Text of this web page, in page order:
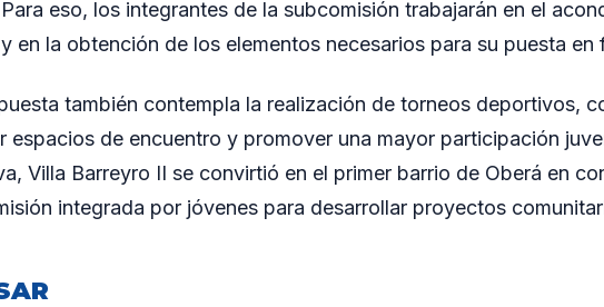
eso, los integrantes de la subcomisión trabajarán en el
en la obtención de los elementos necesarios para su puesta en
también contempla la realización de torneos deportivos,
espacios de encuentro y promover una mayor participación
Villa Barreyro II se convirtió en el primer barrio de Oberá en
integrada por jóvenes para desarrollar proyectos